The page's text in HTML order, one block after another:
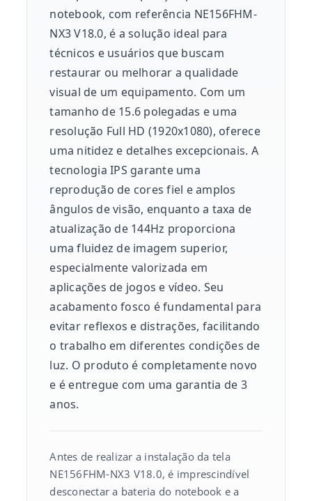
notebook, com referência NE156FHM-
NX3 V18.0, é a solução ideal para
técnicos e usuários que buscam
restaurar ou melhorar a qualidade
visual de um equipamento. Com um
tamanho de 15.6 polegadas e uma
resolução Full HD (1920x1080), oferece
uma nitidez e detalhes excepcionais. A
tecnologia IPS garante uma
reprodução de cores fiel e amplos
ângulos de visão, enquanto a taxa de
atualização de 144Hz proporciona
uma fluidez de imagem superior,
especialmente valorizada em
aplicações de jogos e vídeo. Seu
acabamento fosco é fundamental para
evitar reflexos e distrações, facilitando
o trabalho em diferentes condições de
luz. O produto é completamente novo
e é entregue com uma garantia de 3
anos.
Antes de realizar a instalação da tela
NE156FHM-NX3 V18.0, é imprescindível
desconectar a bateria do notebook e a